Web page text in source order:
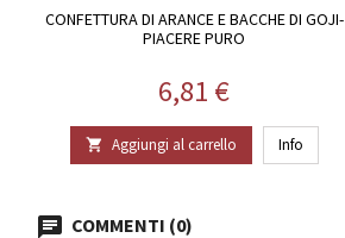
CONFETTURA DI ARANCE E BACCHE DI GOJI-
PIACERE PURO
Prezzo
6,81 €
 Aggiungi al carrello Info
COMMENTI (0)